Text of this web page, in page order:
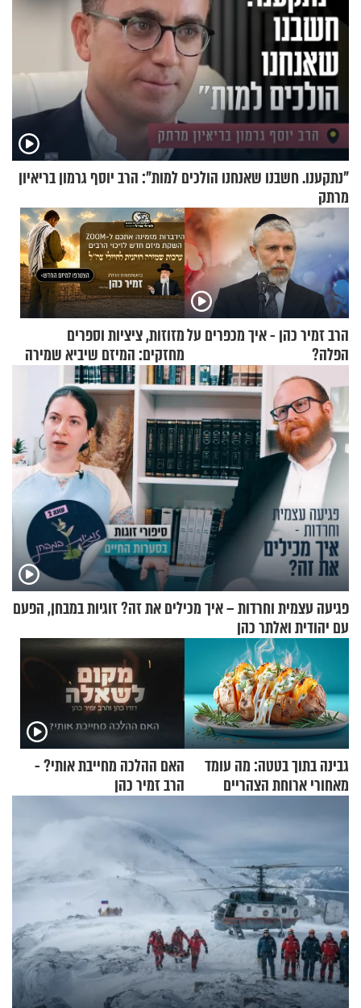
"נתקענו. חשבנו שאנחנו הולכים למות": הרב יוסף גרמון בריאיון
מרתק
הרב זמיר כהן - איך מכפרים על
הפלה?
מזוזות, ציציות וספרים
מחזקים: המיזם שיביא שמירה
רוחנית לאלפי חיילי צה"ל
פגיעה עצמית וחרדות – איך מכילים את זה? זוגיות במבחן, הפעם
עם יהודית ואלתר כהן
גבינה בתוך בטטה: מה עומד
מאחורי ארוחת הצהריים
האם ההלכה מחייבת אותי? -
הרב זמיר כהן